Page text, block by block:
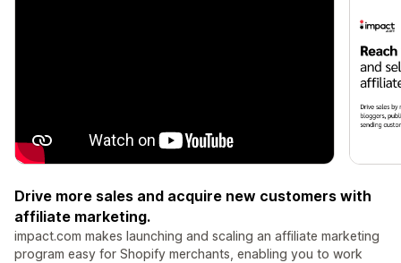
Drive more sales and acquire new customers with
affiliate marketing.
impact.com makes launching and scaling an affiliate marketing
program easy for Shopify merchants, enabling you to work